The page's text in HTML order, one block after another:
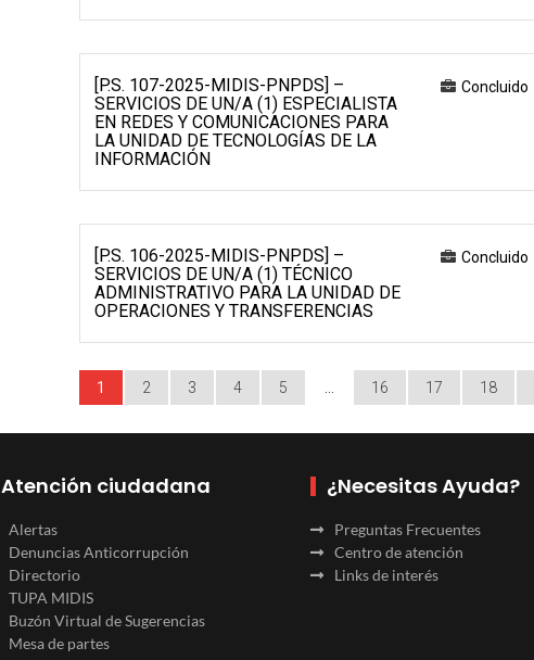
[P.S. 107-2025-MIDIS-PNPDS] –
SERVICIOS DE UN/A (1) ESPECIALISTA
EN REDES Y COMUNICACIONES PARA
LA UNIDAD DE TECNOLOGÍAS DE LA
INFORMACIÓN
Concluido
[P.S. 106-2025-MIDIS-PNPDS] –
SERVICIOS DE UN/A (1) TÉCNICO
ADMINISTRATIVO PARA LA UNIDAD DE
OPERACIONES Y TRANSFERENCIAS
Concluido
1 2 3 4 5 16 17 18
Atención ciudadana
Alertas
Denuncias Anticorrupción
Directorio
TUPA MIDIS
Buzón Virtual de Sugerencias
Mesa de partes
¿Necesitas Ayuda?
Preguntas Frecuentes
Centro de atención
Links de interés